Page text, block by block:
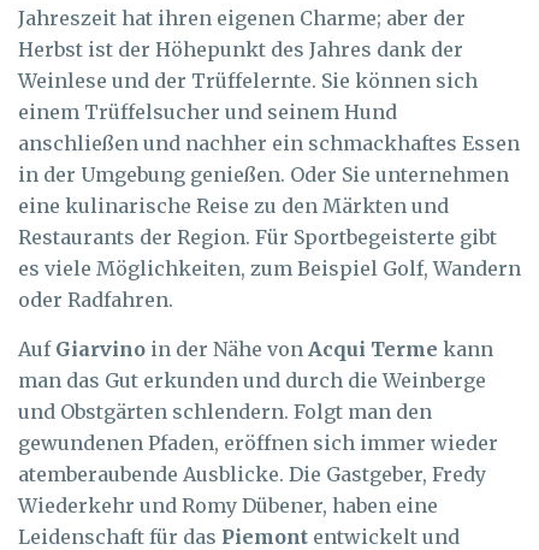
Jahreszeit hat ihren eigenen Charme; aber der
Herbst ist der Höhepunkt des Jahres dank der
Weinlese und der Trüffelernte. Sie können sich
einem Trüffelsucher und seinem Hund
anschließen und nachher ein schmackhaftes Essen
in der Umgebung genießen. Oder Sie unternehmen
eine kulinarische Reise zu den Märkten und
Restaurants der Region. Für Sportbegeisterte gibt
es viele Möglichkeiten, zum Beispiel Golf, Wandern
oder Radfahren.
Auf Giarvino in der Nähe von Acqui Terme kann
man das Gut erkunden und durch die Weinberge
und Obstgärten schlendern. Folgt man den
gewundenen Pfaden, eröffnen sich immer wieder
atemberaubende Ausblicke. Die Gastgeber, Fredy
Wiederkehr und Romy Dübener, haben eine
Leidenschaft für das Piemont entwickelt und